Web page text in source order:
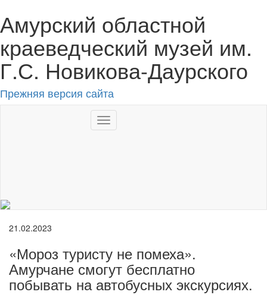
Амурский областной
краеведческий музей им.
Г.С. Новикова-Даурского
Прежняя версия сайта
Toggle
navigation
21.02.2023
«Мороз туристу не помеха».
Амурчане смогут бесплатно
побывать на автобусных экскурсиях.